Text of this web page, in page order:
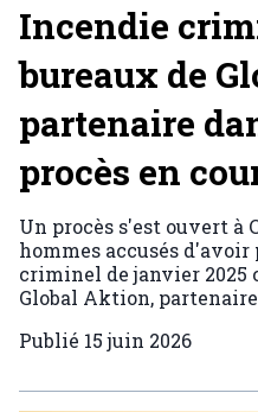
Incendie
bureaux de
partenaire
procès en
Un procès s'est ouvert à
hommes accusés
criminel de janvier 2025
Global Aktion, partenaire
Publié 15 juin 2026